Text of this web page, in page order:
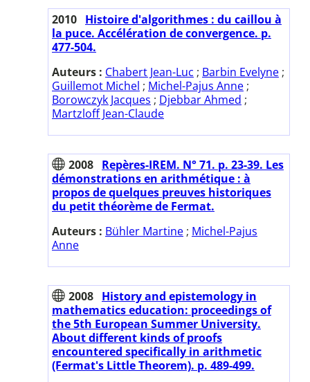
2010 Histoire d'algorithmes : du caillou à
la puce. Accélération de convergence. p.
477-504.
Auteurs : Chabert Jean-Luc ; Barbin Evelyne ;
Guillemot Michel ; Michel-Pajus Anne ;
Borowczyk Jacques ; Djebbar Ahmed ;
Martzloff Jean-Claude
2008 Repères-IREM. N° 71. p. 23-39. Les
démonstrations en arithmétique : à
propos de quelques preuves historiques
du petit théorème de Fermat.
Auteurs : Bühler Martine ; Michel-Pajus
Anne
2008 History and epistemology in
mathematics education: proceedings of
the 5th European Summer University.
About different kinds of proofs
encountered specifically in arithmetic
(Fermat's Little Theorem). p. 489-499.